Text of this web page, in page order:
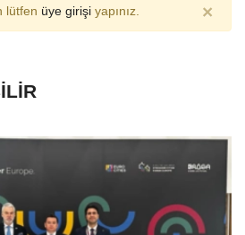
lütfen üye girişi yapınız. ×